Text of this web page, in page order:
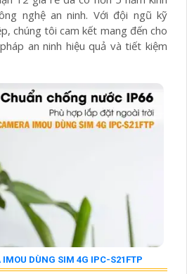
nghệ an ninh. Với đội ngũ kỹ
chúng tôi cam kết mang đến cho
an ninh hiệu quả và tiết kiệm
IMOU DÙNG SIM 4G IPC-S21FTP